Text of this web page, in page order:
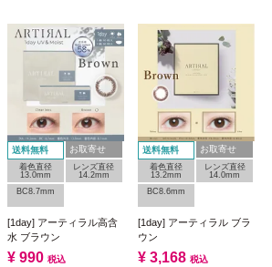
送料無料 お取寄せ
着色直径
13.0mm
レンズ直径
14.2mm
BC8.7mm
[1day] アーティラル高含
水 ブラウン
¥ 990 税込
送料無料 お取寄せ
着色直径
13.2mm
レンズ直径
14.0mm
BC8.6mm
[1day] アーティラル ブラ
ウン
¥ 3,168 税込